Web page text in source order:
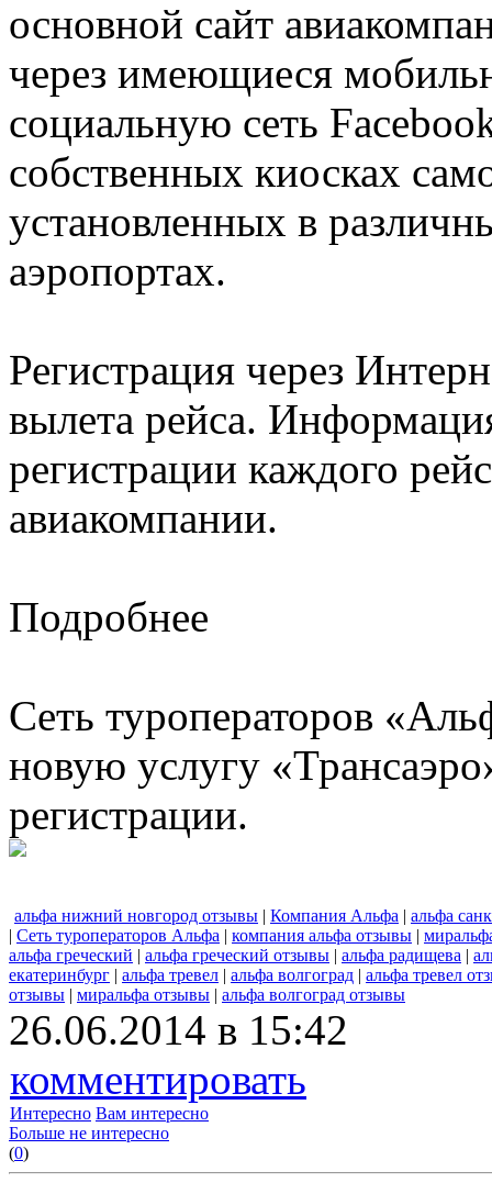
основной сайт
через имеющиеся
социальную сеть
собственных киосках
установленных в
аэропортах.
Регистрация через
вылета рейса.
регистрации каждого
авиакомпании.
Подробнее
Сеть туроператоров
новую услугу
регистрации.
альфа нижний новгород отзывы | Компания Альфа | альфа
| Сеть туроператоров Альфа | компания альфа отзывы |
альфа греческий | альфа греческий отзывы | альфа радищева |
екатеринбург | альфа тревел | альфа волгоград | альфа тревел
отзывы | миральфа отзывы | альфа волгоград отзывы
26.06.2014 в 15:42
комментировать
Интересно Вам интересно
Больше не интересно
(0)